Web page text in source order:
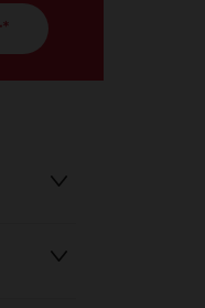
ervoor dat aan